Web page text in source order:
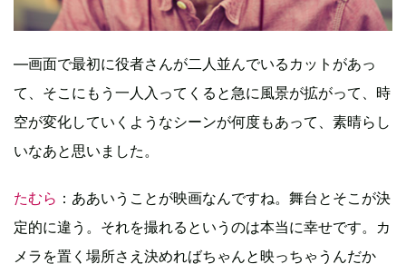
―画面で最初に役者さんが二人並んでいるカットがあっ
て、そこにもう一人入ってくると急に風景が拡がって、時
空が変化していくようなシーンが何度もあって、素晴らし
いなあと思いました。
たむら ：ああいうことが映画なんですね。舞台とそこが決
定的に違う。それを撮れるというのは本当に幸せです。カ
メラを置く場所さえ決めればちゃんと映っちゃうんだか